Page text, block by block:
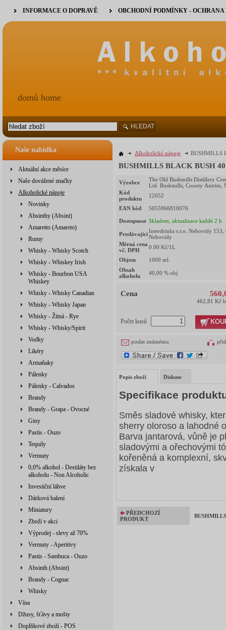
Naše nabídka
Aktuální akce měsíce
Naše dovážené značky
Alkoholické nápoje
Novinky
Absinthy (Absint)
Amaretto (Amareto)
Rumy
Whisky - Whisky Scotch
Whisky - Whiskey Irish
Whisky - Bourbon USA
Whiskey
Whisky - Whisky Canadian
Whisky - Whisky Japan
Whisky - Žitná - Rye
Whisky - Whisky/Spirit
Vodky
Likéry
Armaňaky
Pálenky
Pálenky - Calvados
Brandy
Brandy - Grapa - Ovocné
Giny
Pastis - Ouzo
Tequily
Vermuty
0,0% alkohol - Destiláty bez
alkoholu - Non Alcoholic
Investiční láhve
Dárková balení
Miniatury
Zboží v akci
Výprodej - slevy až 70%
Vermuty - Aperitivy
Pastis - Sambuca - Ouzo
Absinth (Absint)
Brandy - Cognac
Whisky
Vína
Džusy, šťávy a mošty
Doplňkové zboží - POS
Alkoholické nápoje BUSHMILLS
BUSHMILLS BLACK BUSH
Výrobce
The Old Bushmills Distillery
Ltd. Bushmills, County Antrim,
Kód
produktu
12052
EAN kód 5055966810076
Dostupnost Skladem, aktualizace každé 2 h
ProdávajícíInterdrinks s.r.o. Nebovidy 153,
Nebovidy
Měrná cena
vč. DPH
0.00 Kč/1L
Objem 1000 ml.
Obsah
alkoholu
40,00 % obj.
Cena
462,81 Kč
Počet kusů
poslat známému
Popis zboží Diskuse
Specifikace
Směs sladové whisky,
sherry oloroso a lahodné
Barva jantarová, vůně je
sladovými a ořechovými
kořeněná a komplexní,
získala v
PŘEDCHOZÍ
PRODUKT
INFORMACE O DOPRAVĚ OBCHODNÍ PODMÍNKY -
domů home
HLEDAT